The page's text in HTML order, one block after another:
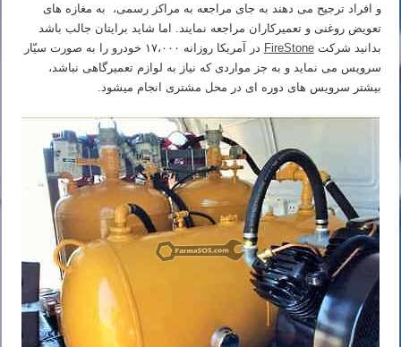
و افراد ترجیح می دهند به جای مراجعه به مراکز رسمی، به مغازه های
تعویض روغنی و تعمیرکاران مراجعه نمایند. اما شاید برایتان جالب باشد
بدانید شرکتFireStone
در آمریکا روزانه ۱۷،۰۰۰ خودرو را به صورت سیّار
سرویس می نماید و به جز مواردی که نیاز به لوازم تعمیرگاهی نباشد،
بیشتر سرویس های دوره ای در محل مشتری انجام میشود.